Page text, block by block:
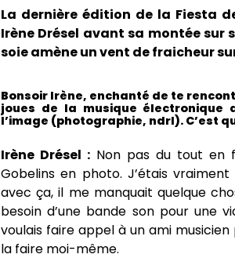
La dernière édition de la Fiesta
Irène Drésel avant sa montée sur
soie amène un vent de fraicheur
Bonsoir Irène, enchanté de te
joues de la musique
l’image (photographie, ndrl). C’est
Irène Drésel : Non pas du tout en
Gobelins en photo. J’étais
avec ça, il me manquait quelque
besoin d’une bande son pour une
voulais faire appel à un ami
la faire moi-même.